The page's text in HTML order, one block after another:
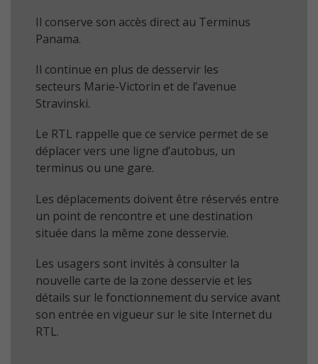
Il conserve son accès direct au Terminus
Panama.
Il continue en plus de desservir les
secteurs Marie-Victorin et de l’avenue
Stravinski.
Le RTL rappelle que ce service permet de se
déplacer vers une ligne d’autobus, un
terminus ou une gare.
Les déplacements doivent être réservés entre
un point de rencontre et une destination
située dans la même zone desservie.
Les usagers sont invités à consulter la
nouvelle carte de la zone desservie et les
détails sur le fonctionnement du service avant
son entrée en vigueur sur le site Internet du
RTL.